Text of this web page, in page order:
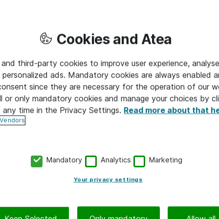
kaikki aloilleen. Kun sitten palataan lounaalta, voilá!
pöydän ääressä istujille, on edelleen siellä, mihin ne
asian pariin, vaihdetaan vain pöytää, tiimistä
esillä. Jos en ole hetkeen käynyt paikalla, voin minulle
– on sillä välin tapahtunut. Minun ei tarvitse miettiä,
ennen, kun tiimiin tuli uutta porukkaa tai joku lähti
sähköpostikeskusteluja, muutama mappi vielä
Cookies and Atea
third-party cookies to improve user experience,
personalized ads. Mandatory cookies are always enabled
since they are necessary for the operation of our
or only mandatory cookies and manage your choices by
any time in the Privacy Settings. Read more about that
Mandatory Analytics Marketing
Your privacy settings